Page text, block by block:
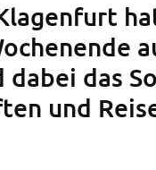
das
und